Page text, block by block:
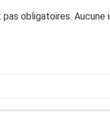
obligatoires. Aucune